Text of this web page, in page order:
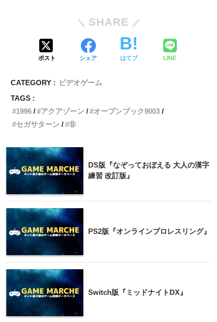
SHARE
ポスト シェア はてブ LINE
CATEGORY : ビデオゲーム
TAGS :
1996
アクアゾーン
オープンブック9003
セガサターン
非
DS版『なぞっておぼえる 大人の漢字
練習 改訂版』
PS2版『オンラインプロレスリング』
Switch版『ミッドナイトDX』